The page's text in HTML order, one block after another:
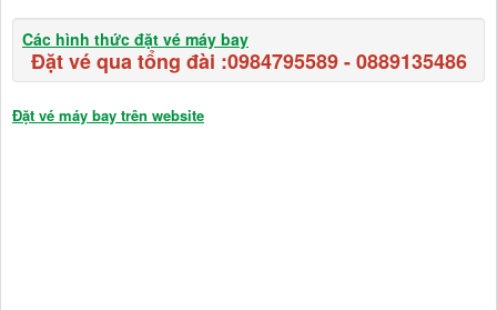
Các hình thức đặt vé máy bay
Đặt vé qua tổng đài :0984795589-0889135486
Đặt vé máy bay trên website